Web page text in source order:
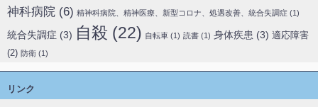
神科病院 (6) 精神科病院、精神医療、新型コロナ、処遇改善、統合失調症 (1)
統合失調症 (3) 自殺 (22) 自転車 (1) 読書 (1) 身体疾患 (3) 適応障害
(2) 防衛 (1)
リンク